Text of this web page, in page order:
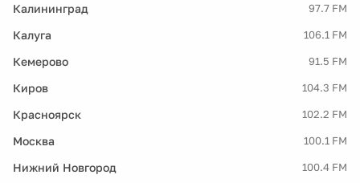
Калининград 97.7 FM
Калуга 106.1 FM
Кемерово 91.5 FM
Киров 104.3 FM
Красноярск 102.2 FM
Москва 100.1 FM
Нижний Новгород 100.4 FM